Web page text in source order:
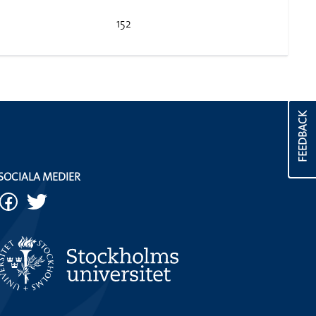
152
FEEDBACK
MEDIER